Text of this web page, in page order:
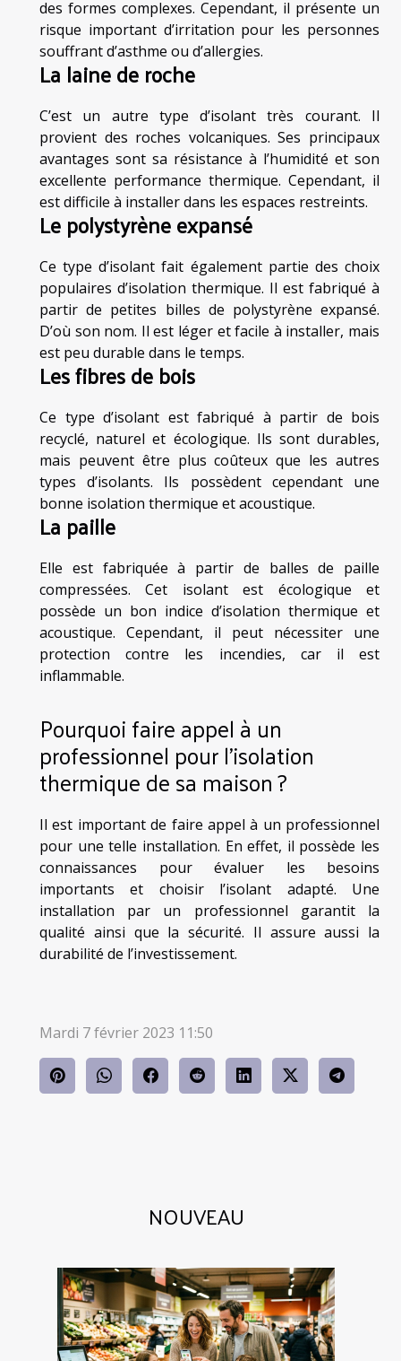
NOUVEAU
des formes complexes. Cependant, il présente un
risque important d’irritation pour les personnes
souffrant d’asthme ou d’allergies.
La laine de roche
C’est un autre type d’isolant très courant. Il
provient des roches volcaniques. Ses principaux
avantages sont sa résistance à l’humidité et son
excellente performance thermique. Cependant, il
est difficile à installer dans les espaces restreints.
Le polystyrène expansé
Ce type d’isolant fait également partie des choix
populaires d’isolation thermique. Il est fabriqué à
partir de petites billes de polystyrène expansé.
D’où son nom. Il est léger et facile à installer, mais
est peu durable dans le temps.
Les fibres de bois
Ce type d’isolant est fabriqué à partir de bois
recyclé, naturel et écologique. Ils sont durables,
mais peuvent être plus coûteux que les autres
types d’isolants. Ils possèdent cependant une
bonne isolation thermique et acoustique.
La paille
Elle est fabriquée à partir de balles de paille
compressées. Cet isolant est écologique et
possède un bon indice d’isolation thermique et
acoustique. Cependant, il peut nécessiter une
protection contre les incendies, car il est
inflammable.
Pourquoi faire appel à un
professionnel pour l’isolation
thermique de sa maison ?
Il est important de faire appel à un professionnel
pour une telle installation. En effet, il possède les
connaissances pour évaluer les besoins
importants et choisir l’isolant adapté. Une
installation par un professionnel garantit la
qualité ainsi que la sécurité. Il assure aussi la
durabilité de l’investissement.
Mardi 7 février 2023 11:50